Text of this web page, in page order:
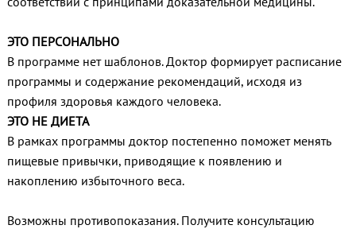
ЭТО ПЕРСОНАЛЬНО
В программе нет шаблонов. Доктор формирует расписание
программы и содержание рекомендаций, исходя из
профиля здоровья каждого человека.
ЭТО НЕ ДИЕТА
В рамках программы доктор постепенно поможет менять
пищевые привычки, приводящие к появлению и
накоплению избыточного веса.
Возможны противопоказания. Получите консультацию